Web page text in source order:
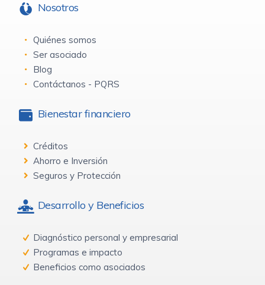
Nosotros
Quiénes somos
Ser asociado
Blog
Contáctanos - PQRS
Bienestar financiero
Créditos
Ahorro e Inversión
Seguros y Protección
Desarrollo y Beneficios
Diagnóstico personal y empresarial
Programas e impacto
Beneficios como asociados